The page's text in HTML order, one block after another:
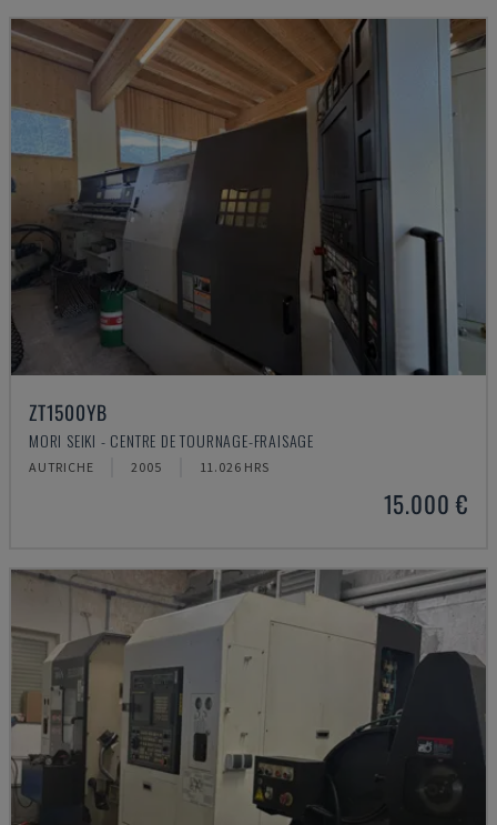
ZT1500YB
MORI SEIKI - CENTRE DE TOURNAGE-FRAISAGE
AUTRICHE 2005 11.026 HRS
15.000 €